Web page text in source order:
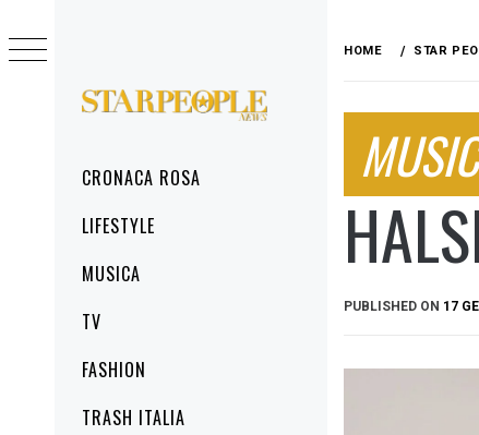
STARPEOPLENEWS
MenuCRONACA ROSA
LIFESTYLE
MUSICA
TV
FASHION
TRASH ITALIA
to
content
HOME STAR
PUBLISHED ON 17